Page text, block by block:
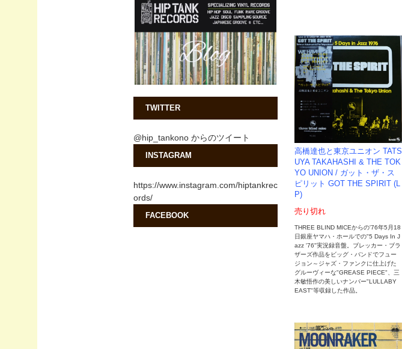
高橋達也と東京ユニオン TATS
UYA TAKAHASHI & THE TOK
YO UNION / ガット・ザ・ス
ピリット GOT THE SPIRIT (L
P)
売り切れ
THREE BLIND MICEからの'76年5月18
日銀座ヤマハ・ホールでの"5 Days In J
azz '76"実況録音盤。ブレッカー・ブラ
ザーズ作品をビッグ・バンドでフュー
ジョン～ジャズ・ファンクに仕上げた
グルーヴィーな"GREASE PIECE"、三
木敏悟作の美しいナンバー"LULLABY
EAST"等収録した作品。
TWITTER
@hip_tankono からのツイート
INSTAGRAM
https://www.instagram.com/hiptankrec
ords/
FACEBOOK